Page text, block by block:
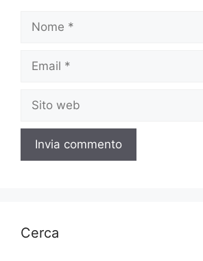
Nome
Email
Sito
web
Cerca